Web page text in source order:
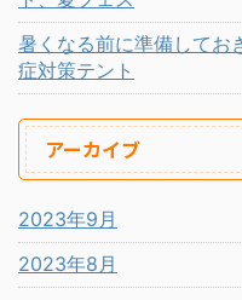
暑くなる前に準備してお
症対策テント
アーカイブ
2023年9月
2023年8月